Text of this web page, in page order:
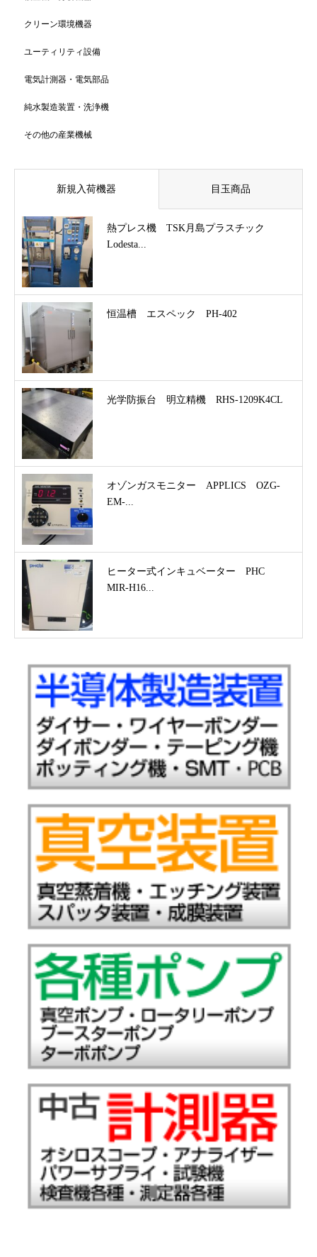
クリーン環境機器
ユーティリティ設備
電気計測器・電気部品
純水製造装置・洗浄機
その他の産業機械
新規入荷機器 目玉商品
熱プレス機 TSK月島プラスチック
Lodesta...
恒温槽 エスペック PH-402
光学防振台 明立精機 RHS-1209K4CL
オゾンガスモニター APPLICS OZG-
EM-...
ヒーター式インキュベーター PHC
MIR-H16...